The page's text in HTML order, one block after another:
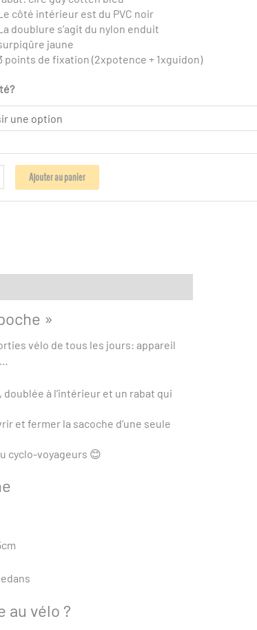
côté intérieur est du PVC noir
doublure s’agit du nylon enduit
jaune
points de fixation (2xpotence + 1xguidon)
Ajouter au panier
»
vélo de tous les jours: appareil
à l’intérieur et un rabat qui
et fermer la sacoche d’une seule
cyclo-voyageurs 😊
au vélo ?